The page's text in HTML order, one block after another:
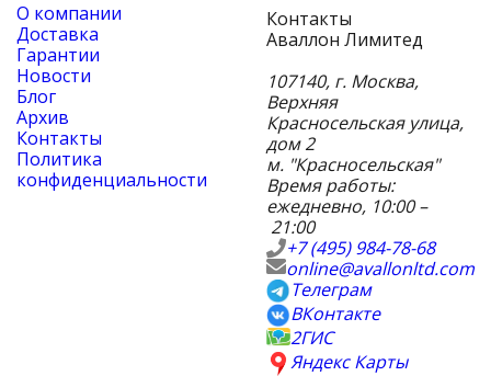
О компании
Доставка
Гарантии
Новости
Блог
Архив
Контакты
Политика
конфиденциальности
Контакты
Аваллон Лимитед
107140, г. Москва,
Верхняя
Красносельская улица,
дом 2
м. "Красносельская"
Время работы:
ежедневно, 10:00 –
21:00
+7 (495) 984-78-68
online@avallonltd.com
Телеграм
ВКонтакте
2ГИС
Яндекс Карты